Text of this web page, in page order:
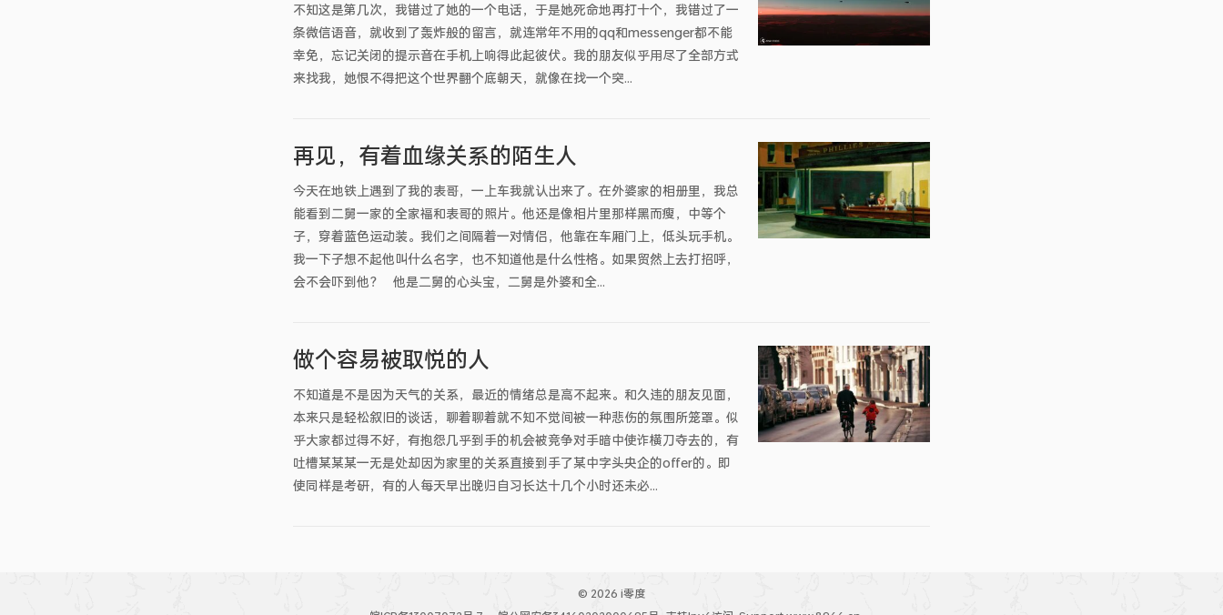
不知这是第几次，我错过了她的一个电话，于是她死命地再打十个，我错过了一
条微信语音，就收到了轰炸般的留言，就连常年不用的qq和messenger都不能
幸免，忘记关闭的提示音在手机上响得此起彼伏。我的朋友似乎用尽了全部方式
来找我，她恨不得把这个世界翻个底朝天，就像在找一个突...
再见，有着血缘关系的陌生人
今天在地铁上遇到了我的表哥，一上车我就认出来了。在外婆家的相册里，我总
能看到二舅一家的全家福和表哥的照片。他还是像相片里那样黑而瘦，中等个
子，穿着蓝色运动装。我们之间隔着一对情侣，他靠在车厢门上，低头玩手机。
我一下子想不起他叫什么名字，也不知道他是什么性格。如果贸然上去打招呼，
会不会吓到他？ 他是二舅的心头宝，二舅是外婆和全...
做个容易被取悦的人
不知道是不是因为天气的关系，最近的情绪总是高不起来。和久违的朋友见面，
本来只是轻松叙旧的谈话，聊着聊着就不知不觉间被一种悲伤的氛围所笼罩。似
乎大家都过得不好，有抱怨几乎到手的机会被竞争对手暗中使诈横刀夺去的，有
吐槽某某某一无是处却因为家里的关系直接到手了某中字头央企的offer的。即
使同样是考研，有的人每天早出晚归自习长达十几个小时还未必...
© 2026 i零度